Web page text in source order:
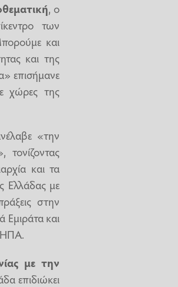
, ο
των
και
και της
επισήμανε
χώρες της
«την
και τα
Ελλάδας με
στην
και
ΗΠΑ.
με την
επιδιώκει